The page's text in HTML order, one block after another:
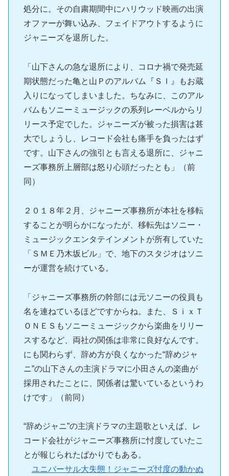
処分に。その自粛期間中にハリウッド映画の出演
オファーが舞い込み、フェイドアウトするように
ジャニーズを退所した。
「山下さんの急な退所により、コロナ禍で発売延
期状態だった亀と山Ｐのアルバム『ＳＩ』もお蔵
入りになってしまいました。ちなみに、このアル
バムもソニーミュージックの系列レーベルからリ
リース予定でした。ジャニーズが被った損害は甚
大でしょうし、レコード会社も痛手を負ったはず
です。山下さんの強引とも言える退所に、ジャニ
ーズ事務所上層部は怒り心頭だったとも」（前
同）
２０１８年２月、ジャニーズ事務所が本社を移転
することが明らかになったが、移転先はソニー・
ミュージックエンタテインメントが所有していた
「ＳＭＥ乃木坂ビル」で、地下のスタジオはソニ
ーが運営を続けている。
「ジャニーズ事務所の幹部には元ソニーの役員も
名を連ねているほどですからね。また、ＳｉｘＴ
ＯＮＥＳもソニーミュージックから楽曲をリリー
スするなど、両社の関係は非常に良好なんです。
にも関わらず、辞め方が良くなかった“辞めジャ
ニ”の山下さんの主演ドラマに小田さんの楽曲が
採用されたことに、関係者は驚いているというわ
けです」（前同）
“辞めジャニ”の主演ドラマの主題歌といえば、レ
コード会社がジャニーズ事務所に忖度していたこ
とが報じられたばかりでもある。
ユニバーサル大失態！ジャニーズ忖度の動かぬ